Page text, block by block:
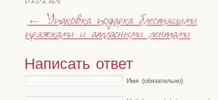
←Упаковка подарка блестящими
пряжками и атласными лентами
Написать ответ
Имя (обязательно)